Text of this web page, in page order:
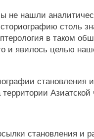
не нашли
столь
в таком
и явилось целью
становления
становления и